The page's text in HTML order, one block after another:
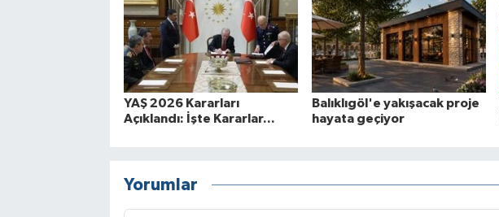
YAŞ 2026 Kararları
Açıklandı: İşte Kararlar...
Balıklıgöl'e yakışacak proje
hayata geçiyor
Yorumlar